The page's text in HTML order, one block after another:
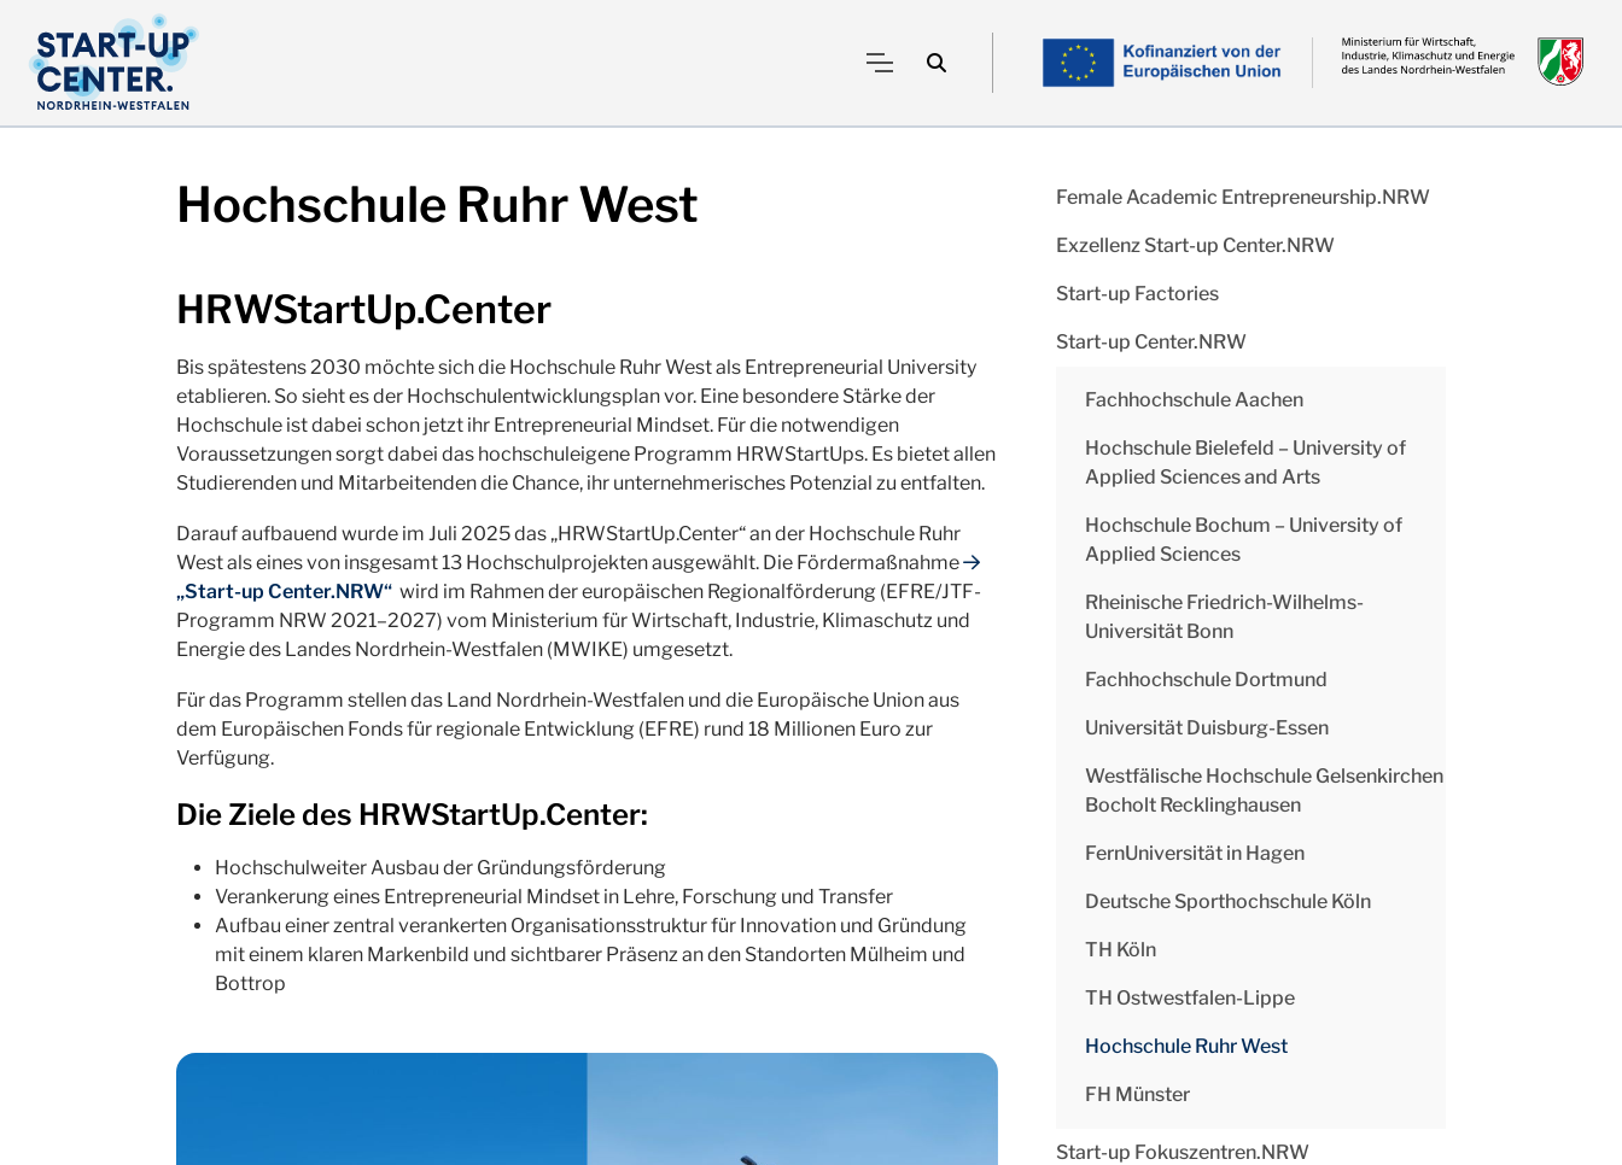
Hochschule Ruhr West
HRWStartUp.Center
Bis spätestens 2030 möchte sich die Hochschule Ruhr West als Entrepreneurial University
etablieren. So sieht es der Hochschulentwicklungsplan vor. Eine besondere Stärke der
Hochschule ist dabei schon jetzt ihr Entrepreneurial Mindset. Für die notwendigen
Voraussetzungen sorgt dabei das hochschuleigene Programm HRWStartUps. Es bietet allen
Studierenden und Mitarbeitenden die Chance, ihr unternehmerisches Potenzial zu entfalten.
Darauf aufbauend wurde im Juli 2025 das „HRWStartUp.Center“ an der Hochschule Ruhr
West als eines von insgesamt 13 Hochschulprojekten ausgewählt. Die Fördermaßnahme
„Start-up Center.NRW“ wird im Rahmen der europäischen Regionalförderung (EFRE/JTF-
Programm NRW 2021–2027) vom Ministerium für Wirtschaft, Industrie, Klimaschutz und
Energie des Landes Nordrhein-Westfalen (MWIKE) umgesetzt.
Für das Programm stellen das Land Nordrhein-Westfalen und die Europäische Union aus
dem Europäischen Fonds für regionale Entwicklung (EFRE) rund 18 Millionen Euro zur
Verfügung.
Die Ziele des HRWStartUp.Center:
Hochschulweiter Ausbau der Gründungsförderung
Verankerung eines Entrepreneurial Mindset in Lehre, Forschung und Transfer
Aufbau einer zentral verankerten Organisationsstruktur für Innovation und Gründung
mit einem klaren Markenbild und sichtbarer Präsenz an den Standorten Mülheim und
Bottrop
Female Academic Entrepreneurship.NRW
Exzellenz Start-up Center.NRW
Start-up Factories
Start-up Center.NRW
Fachhochschule Aachen
Hochschule Bielefeld – University of
Applied Sciences and Arts
Hochschule Bochum – University of
Applied Sciences
Rheinische Friedrich-Wilhelms-
Universität Bonn
Fachhochschule Dortmund
Universität Duisburg-Essen
Westfälische Hochschule Gelsenkirchen
Bocholt Recklinghausen
FernUniversität in Hagen
Deutsche Sporthochschule Köln
TH Köln
TH Ostwestfalen-Lippe
Hochschule Ruhr West
FH Münster
Start-up Fokuszentren.NRW